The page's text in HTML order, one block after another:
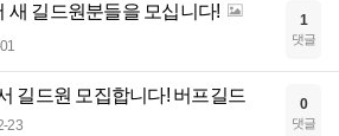
새 길드원분들을 모십니다! 1
댓글
길드원 모집합니다! 버프길드
23
0
댓글